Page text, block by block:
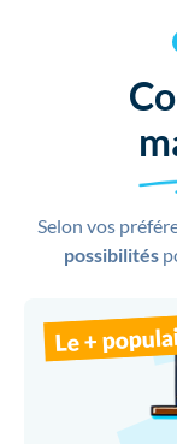
Selon vos
possibilités
Le +